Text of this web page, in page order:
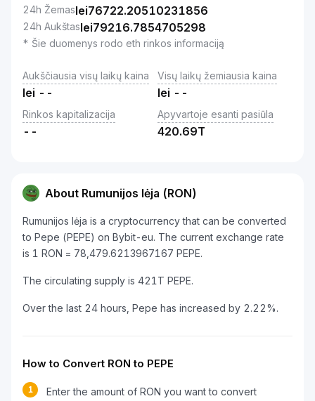
24h Žemaslei76722.20510231856
24h Aukštaslei79216.7854705298
* Šie duomenys rodo eth rinkos informaciją
Aukščiausia visų laikų kaina
lei --
Visų laikų žemiausia kaina
lei --
Rinkos kapitalizacija
--
Apyvartoje esanti pasiūla
420.69T
About Rumunijos lėja (RON)
Rumunijos lėja is a cryptocurrency that can be converted
to Pepe (PEPE) on Bybit-eu. The current exchange rate
is 1 RON = 78,479.6213967167 PEPE.
The circulating supply is 421T PEPE.
Over the last 24 hours, Pepe has increased by 2.22%.
How to Convert RON to PEPE
1 Enter the amount of RON you want to convert